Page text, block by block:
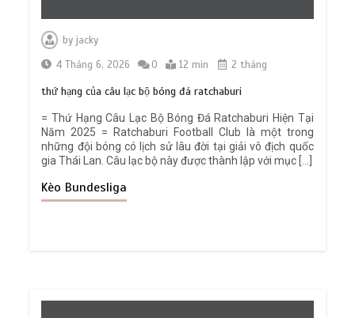
byjacky
4 Tháng 6, 2026
0 12 min 2 tháng
thứ hạng của câu lạc bộ bóng đá ratchaburi
= Thứ Hạng Câu Lạc Bộ Bóng Đá Ratchaburi Hiện Tại
Năm 2025 = Ratchaburi Football Club là một trong
những đội bóng có lịch sử lâu đời tại giải vô địch quốc
gia Thái Lan. Câu lạc bộ này được thành lập với mục […]
Kèo Bundesliga